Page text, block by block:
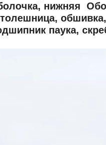
нижняя
паука,